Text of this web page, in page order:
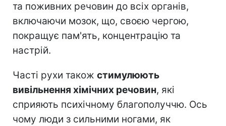
та поживних речовин до всіх органів,
включаючи мозок, що, своєю чергою,
покращує пам'ять, концентрацію та
настрій.
Часті рухи також стимулюють
вивільнення хімічних речовин, які
сприяють психічному благополуччю. Ось
чому люди з сильними ногами, як